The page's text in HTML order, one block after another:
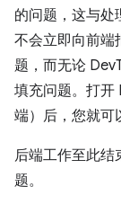
的问题，这与处
不会立即向前端
题，而无论
填充问题。打开
端）后，您就可
后端工作至此结
题。